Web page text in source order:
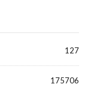
127
175706